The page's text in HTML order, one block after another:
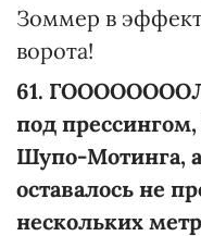
Зоммер в
ворота!
61.
под прессингом,
Шупо-Мотинга,
оставалось не
нескольких